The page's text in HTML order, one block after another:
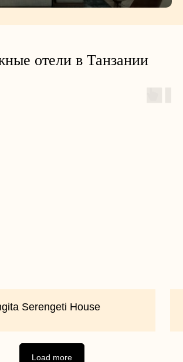
отели в Танзании
Serengeti House
Load more